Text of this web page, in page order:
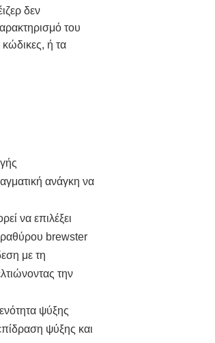
δεν
του
ή τα
ανάγκη να
να επιλέξει
brewster
με τη
την
ψύξης
ψύξης και